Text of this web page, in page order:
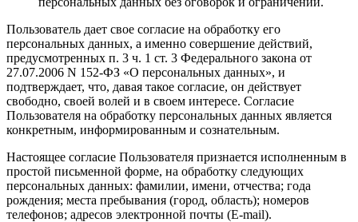
Пользователь дает свое согласие на обработку его
персональных данных, а именно совершение действий,
предусмотренных п. 3 ч. 1 ст. 3 Федерального закона от
27.07.2006 N 152-ФЗ «О персональных данных», и
подтверждает, что, давая такое согласие, он действует
свободно, своей волей и в своем интересе. Согласие
Пользователя на обработку персональных данных является
конкретным, информированным и сознательным.
Настоящее согласие Пользователя признается исполненным в
простой письменной форме, на обработку следующих
персональных данных: фамилии, имени, отчества; года
рождения; места пребывания (город, область); номеров
телефонов; адресов электронной почты (E-mail).